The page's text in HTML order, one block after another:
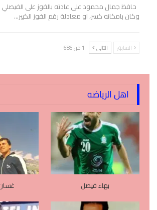
حافظ جمال محمود على عادته بالفوز على الفيصلي
وكان بامكانه كسر، او معادلة رقم الفوز الكبير…
السابق التالي 1 من 685
اهل الرياضه
بهاء فيصل